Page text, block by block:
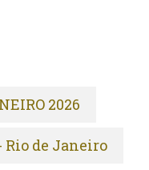
2026
Rio de Janeiro